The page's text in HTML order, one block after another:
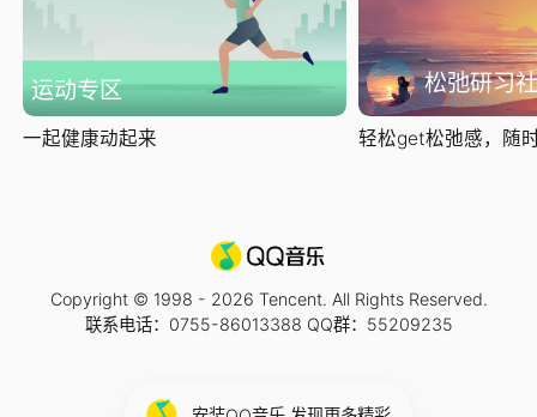
运动专区
一起健康动起来
松弛研习社
轻松get松弛感，随
Copyright © 1998 - 2026 Tencent. All Rights Reserved.
联系电话：0755-86013388 QQ群：55209235